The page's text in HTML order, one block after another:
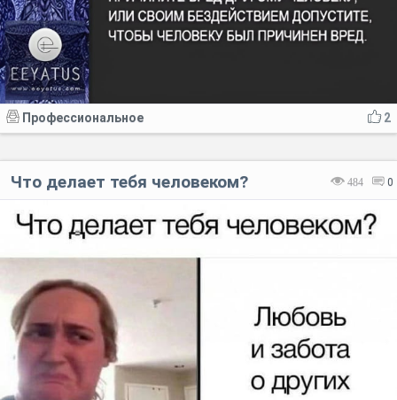
2
Профессиональное
484 0
Что делает тебя человеком?